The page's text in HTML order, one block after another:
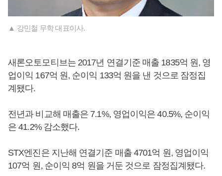
▲ 강민철 무학 대표이사.
새론오토모티브는 2017년 연결기준 매출 1835억 원, 영
업이익 167억 원, 순이익 133억 원을 낸 것으로 잠정집
계됐다.
전년과 비교해 매출은 7.1%, 영업이익은 40.5%, 순이익
은 41.2% 감소했다.
STX엔진은 지난해 연결기준 매출 4701억 원, 영업이익
107억 원, 순이익 8억 원을 거둔 것으로 잠정집계됐다.